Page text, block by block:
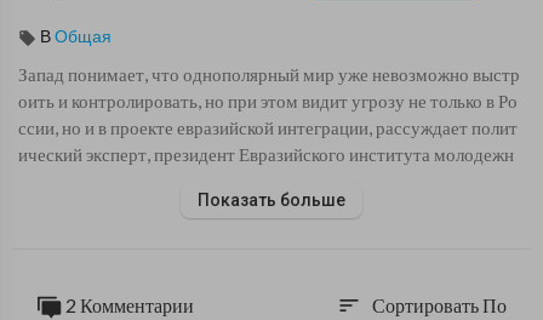
ВОбщая
Запад понимает, что однополярный мир уже невозможно выстр
оить и контролировать, но при этом видит угрозу не только в Ро
ссии, но и в проекте евразийской интеграции, рассуждает полит
ический эксперт, президент Евразийского института молодежн
Показать больше
2 Комментарии sort Сортировать По